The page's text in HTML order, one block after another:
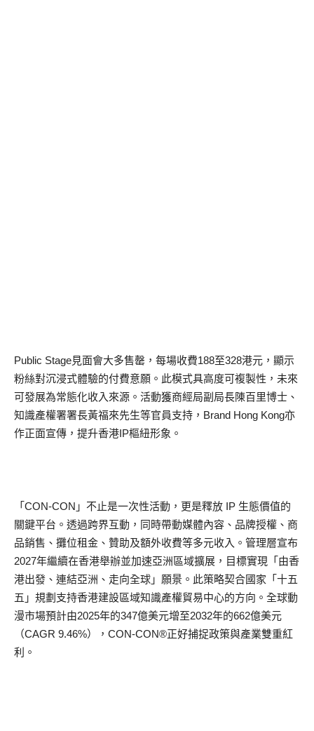
Public Stage見面會大多售罄，每場收費188至328港元，顯示
粉絲對沉浸式體驗的付費意願。此模式具高度可複製性，未來
可發展為常態化收入來源。活動獲商經局副局長陳百里博士、
知識產權署署長黃福來先生等官員支持，Brand Hong Kong亦
作正面宣傳，提升香港IP樞紐形象。
「CON-CON」不止是一次性活動，更是釋放 IP 生態價值的
關鍵平台。透過跨界互動，同時帶動媒體內容、品牌授權、商
品銷售、攤位租金、贊助及額外收費等多元收入。管理層宣布
2027年繼續在香港舉辦並加速亞洲區域擴展，目標實現「由香
港出發、連結亞洲、走向全球」願景。此策略契合國家「十五
五」規劃支持香港建設區域知識產權貿易中心的方向。全球動
漫市場預計由2025年的347億美元增至2032年的662億美元
（CAGR 9.46%），CON-CON®正好捕捉政策與產業雙重紅
利。